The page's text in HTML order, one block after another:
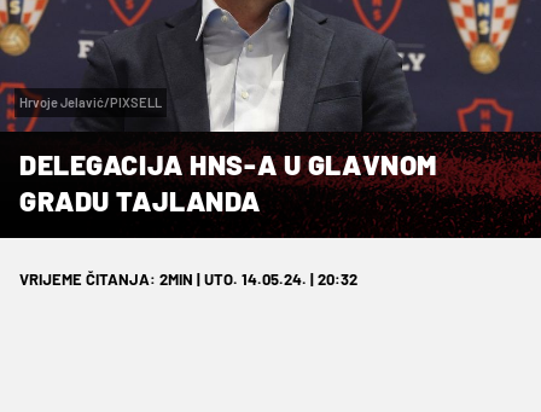
Hrvoje Jelavić/PIXSELL
DELEGACIJA HNS-A U GLAVNOM
GRADU TAJLANDA
VRIJEME ČITANJA: 2MIN | UTO. 14.05.24. | 20:32